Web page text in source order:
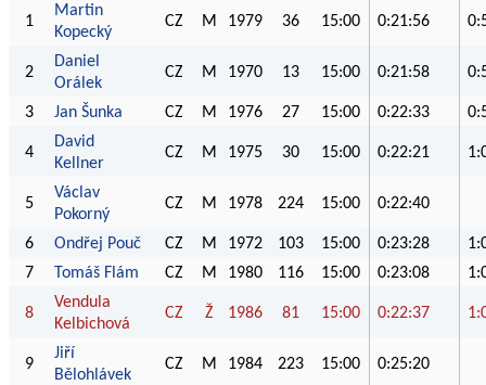
1
Martin
Kopecký
CZ M 1979 36 15:00 0:21:56
2
Daniel
Orálek
CZ M 1970 13 15:00 0:21:58
3 Jan Šunka CZ M 1976 27 15:00 0:22:33
4
David
Kellner
CZ M 1975 30 15:00 0:22:21
5
Václav
Pokorný
CZ M 1978 224 15:00 0:22:40
6 Ondřej Pouč CZ M 1972 103 15:00 0:23:28
7
Tomáš Flám CZ M 1980 116 15:00 0:23:08
8
Vendula
Kelbichová
CZ Ž 1986 81 15:00 0:22:37
9
Jiří
Bělohlávek
CZ M 1984 223 15:00 0:25:20